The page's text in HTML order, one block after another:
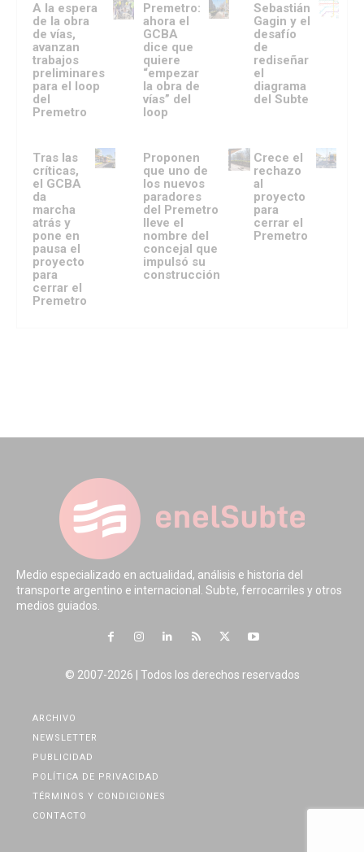
A la espera
de la obra
de vías,
avanzan
trabajos
preliminares
para el loop
del
Premetro
Premetro:
ahora el
GCBA
dice que
quiere
“empezar
la obra de
vías” del
loop
Sebastián
Gagin y el
desafío
de
rediseñar
el
diagrama
del Subte
Tras las
críticas,
el GCBA
da
marcha
atrás y
pone en
pausa el
proyecto
para
cerrar el
Premetro
Proponen
que uno de
los nuevos
paradores
del Premetro
lleve el
nombre del
concejal que
impulsó su
construcción
Crece el
rechazo
al
proyecto
para
cerrar el
Premetro
Medio especializado en actualidad, análisis e historia del
transporte argentino e internacional. Subte, ferrocarriles y otros
medios guiados.
© 2007-2026 | Todos los derechos reservados
ARCHIVO
NEWSLETTER
PUBLICIDAD
POLÍTICA DE PRIVACIDAD
TÉRMINOS Y CONDICIONES
CONTACTO